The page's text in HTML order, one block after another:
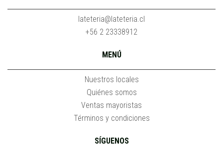
lateteria@lateteria.cl
+56 2 23338912
MENÚ
Nuestros locales
Quiénes somos
Ventas mayoristas
Términos y condiciones
SÍGUENOS